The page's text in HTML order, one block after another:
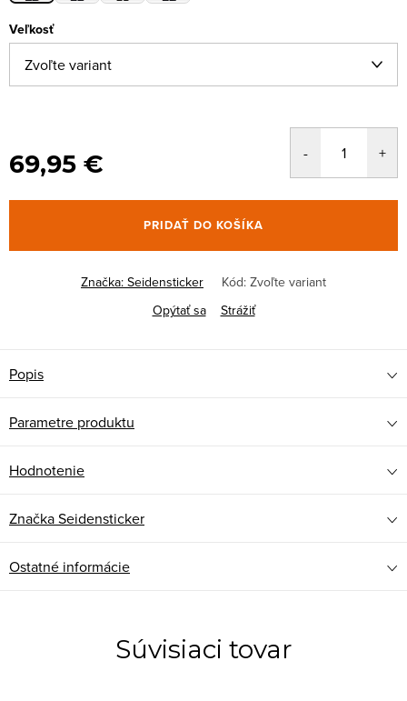
Veľkosť
69,95 €
PRIDAŤ DO KOŠÍKA
Značka: Seidensticker Kód: Zvoľte variant
Opýtať sa
Strážiť
Popis
Parametre produktu
Hodnotenie
ZnačkaSeidensticker
Ostatné informácie
Súvisiaci tovar